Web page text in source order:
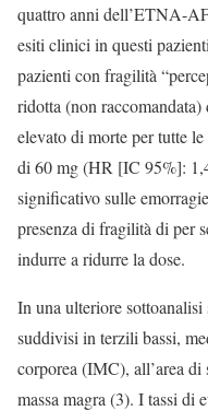
quattro anni dell’ETNA-
esiti clinici in questi
pazienti con fragilità
ridotta (non
elevato di morte per tutte
di 60 mg (HR [IC 95%]:
significativo sulle
presenza di fragilità di per
indurre a ridurre la dose.
In una ulteriore sottoanalisi
suddivisi in terzili bassi,
corporea (IMC), all’area
massa magra (3). I tassi di